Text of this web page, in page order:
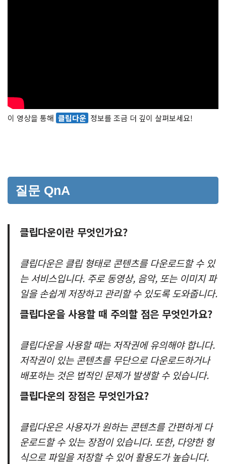
이 영상을 통해 클립다운 정보를 조금 더 깊이 살펴보세요!
질문 QnA
클립다운이란 무엇인가요?
클립다운은 클립 형태로 콘텐츠를 다운로드할 수 있
는 서비스입니다. 주로 동영상, 음악, 또는 이미지 파
일을 손쉽게 저장하고 관리할 수 있도록 도와줍니다.
클립다운을 사용할 때 주의할 점은 무엇인가요?
클립다운을 사용할 때는 저작권에 유의해야 합니다.
저작권이 있는 콘텐츠를 무단으로 다운로드하거나
배포하는 것은 법적인 문제가 발생할 수 있습니다.
클립다운의 장점은 무엇인가요?
클립다운은 사용자가 원하는 콘텐츠를 간편하게 다
운로드할 수 있는 장점이 있습니다. 또한, 다양한 형
식으로 파일을 저장할 수 있어 활용도가 높습니다.